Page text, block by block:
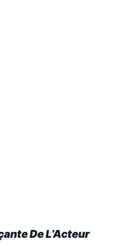
De L’Acteur